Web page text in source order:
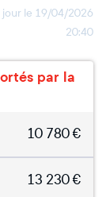
jour le 19/04/2026
20:40
par la
10 780€
13 230€